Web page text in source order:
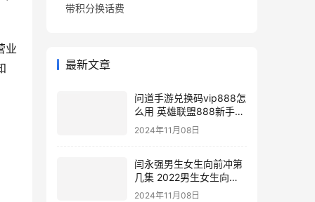
带积分换话费
最新文章
问道手游兑换码vip888怎
么用 英雄联盟888新手礼
包
2024年11月08日
闫永强男生女生向前冲第
几集 2022男生女生向前
冲报名通道
2024年11月08日